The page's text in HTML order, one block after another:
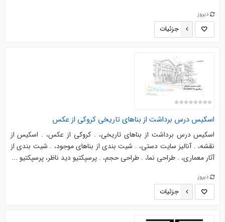
دیروز
جزئیات
اسکیس درس برداشت از بناهای تاریخی کروکی از عکس
اسکیس درس برداشت از بناهای تاریخی، . کروکی از عکس، . اسکیس از
نقشه، . آنالیز سایت دستی، . شیت بندی از بناهای موجود، . شیت بندی از
آثار معماری، . طراحی نما، . طراحی حجم، . پرسپکتیو دید ناظر، پرسپکتیو ...
دیروز
جزئیات